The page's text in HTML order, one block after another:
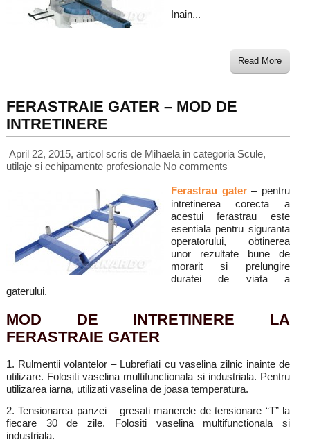
Inain...
Read More
FERASTRAIE GATER – MOD DE
INTRETINERE
April 22, 2015, articol scris de Mihaela in categoria Scule,
utilaje si echipamente profesionale No comments
Ferastrau gater– pentru
intretinerea corecta a
acestui ferastrau este
esentiala pentru siguranta
operatorului, obtinerea
unor rezultate bune de
morarit si prelungire
duratei de viata a
gaterului.
MOD DE INTRETINERE LA
FERASTRAIE GATER
1. Rulmentii volantelor – Lubrefiati cu vaselina zilnic inainte de
utilizare. Folositi vaselina multifunctionala si industriala. Pentru
utilizarea iarna, utilizati vaselina de joasa temperatura.
2. Tensionarea panzei – gresati manerele de tensionare “T” la
fiecare 30 de zile. Folositi vaselina multifunctionala si
industriala.